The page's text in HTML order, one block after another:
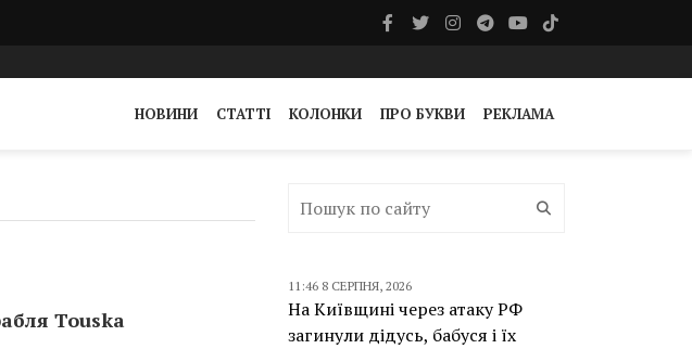
НОВИНИ СТАТТІ КОЛОНКИ ПРО БУКВИ РЕКЛАМА
Touska
11:46 8 СЕРПНЯ, 2026
На Київщині через атаку РФ
загинули дідусь, бабуся і їх